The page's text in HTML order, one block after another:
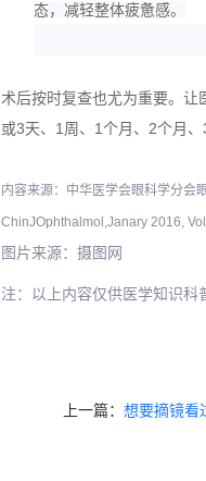
态，减轻整体疲惫感。
术后按时复查也尤为重要。让
或3天、1周、1个月、2个月
内容来源：中华医学会眼科学分会
ChinJOphthalmol,Janary 2016,
图片来源：摄图网
注：以上内容仅供医学知识科
上一篇：想要摘镜看